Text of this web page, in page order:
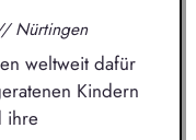
Nürtingen
weltweit dafür
Kindern
ihre